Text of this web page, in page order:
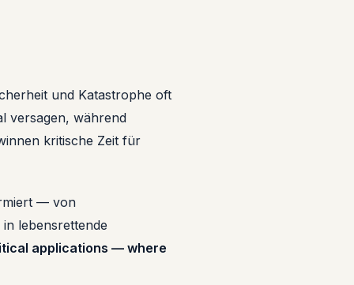
und Katastrophe oft
versagen, während
kritische Zeit für
— von
lebensrettende
applications — where